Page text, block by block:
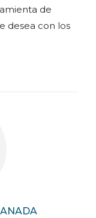
de
desea con los